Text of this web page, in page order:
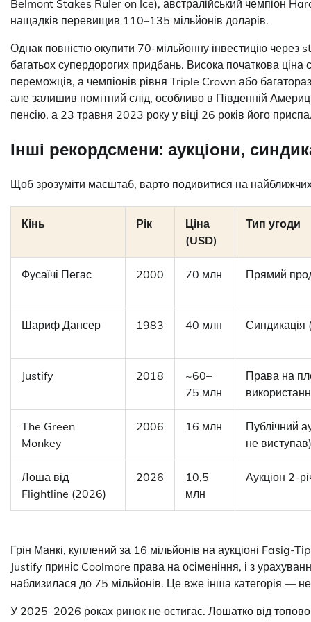
Belmont Stakes Ruler on Ice), австралійський чемпіон
нащадків перевищив 110–135 мільйонів доларів.
Однак повністю окупити 70-мільйонну інвестицію
багатьох супердорогих придбань. Висока початкова
переможців, а чемпіонів рівня Triple Crown або
але залишив помітний слід, особливо в Південній
пенсію, а 23 травня 2023 року у віці 26 років його
Інші рекордсмени: аукціони,
Щоб зрозуміти масштаб, варто подивитися на
Кінь Рік
Ціна
(USD)
Тип угоди
Фусаїчі Пегас 2000 70 млн Прямий
Шариф Дансер 1983 40 млн Синдикація
Justify 2018
~60–
75 млн
Права на
The Green
Monkey
2006 16 млн
Публічний
не виступав)
Лоша від
Flightline (2026)
2026
10,5
млн
Аукціон 2-
Грін Манкі, куплений за 16 мільйонів на аукціоні Fasig-
Justify приніс Coolmore права на осіменіння, і з
наблизилася до 75 мільйонів. Це вже інша категорія — не
У 2025–2026 роках ринок не остигає. Лошатко від